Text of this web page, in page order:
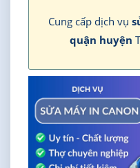
Cung cấp dịch vụ
quận huyện